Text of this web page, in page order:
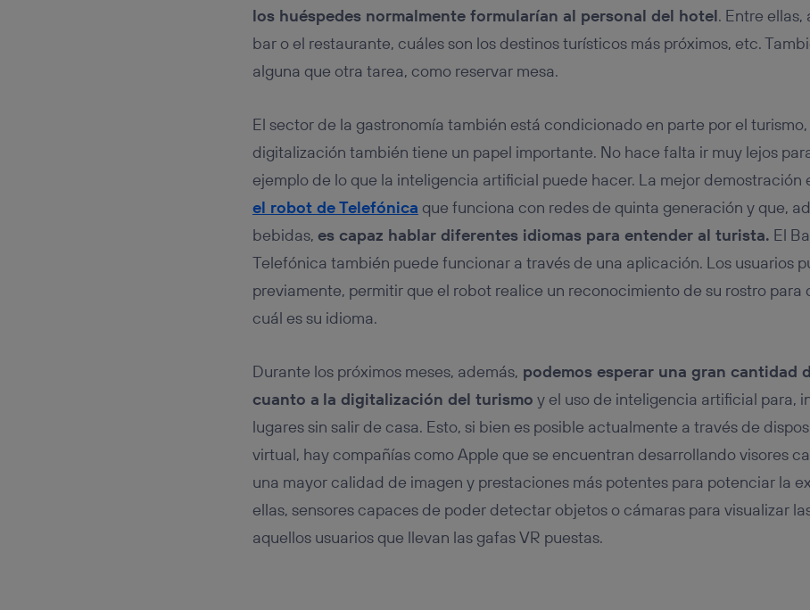
los huéspedes normalmente formularían al personal del hotel. Entre ellas,
bar o el restaurante, cuáles son los destinos turísticos más próximos, etc.
alguna que otra tarea, como reservar mesa.
El sector de la gastronomía también está condicionado en parte por el turismo,
digitalización también tiene un papel importante. No hace falta ir muy lejos
ejemplo de lo que la inteligencia artificial puede hacer. La mejor demostración
el robot de Telefónica que funciona con redes de quinta generación y que,
bebidas, es capaz hablar diferentes idiomas para entender al turista. El
Telefónica también puede funcionar a través de una aplicación. Los usuarios
previamente, permitir que el robot realice un reconocimiento de su rostro para
cuál es su idioma.
Durante los próximos meses, además, podemos esperar una gran cantidad
cuanto a la digitalización del turismo y el uso de inteligencia artificial para,
lugares sin salir de casa. Esto, si bien es posible actualmente a través de
virtual, hay compañías como Apple que se encuentran desarrollando visores
una mayor calidad de imagen y prestaciones más potentes para potenciar la
ellas, sensores capaces de poder detectar objetos o cámaras para visualizar
aquellos usuarios que llevan las gafas VR puestas.